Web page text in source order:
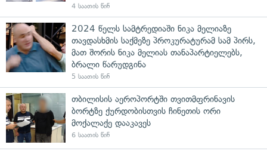
4 საათის წინ
2024 წელს სამტრედიაში ნიკა მელიაზე
თავდასხმის საქმეზე პროკურატურამ სამ პირს,
მათ შორის ნიკა მელიას თანაპარტიელებს,
ბრალი წარუდგინა
5 საათის წინ
თბილისის აეროპორტში თვითმფრინავის
ბორტზე ქურდობისთვის ჩინეთის ორი
მოქალაქე დააკავეს
6 საათის წინ